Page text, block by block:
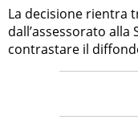
La decisione rientra
dall’assessorato
contrastare il